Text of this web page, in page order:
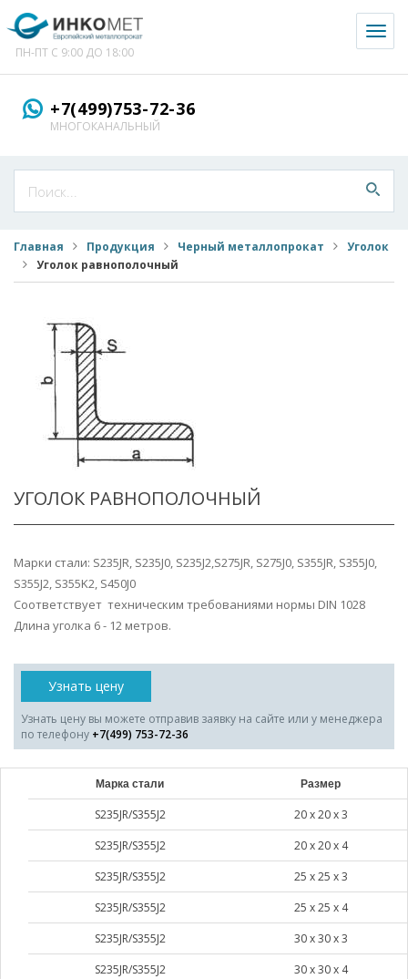
ПН-ПТ С 9:00 ДО 18:00
+7(499)753-72-36
МНОГОКАНАЛЬНЫЙ
Главная Продукция Черный металлопрокат
Уголок
Уголок равнополочный
УГОЛОК РАВНОПОЛОЧНЫЙ
Марки стали: S235JR, S235J0, S235J2,S275JR, S275J0, S355JR, S355J0,
S355J2, S355K2, S450J0
Соответствует техническим требованиями нормы DIN 1028
Длина уголка 6 - 12 метров.
Узнать цену
Узнать цену вы можете отправив заявку на сайте или у менеджера
по телефону +7(499) 753-72-36
Марка стали Размер
S235JR/S355J2
20 х 20 х 3
S235JR/S355J2
20 х 20 х 4
S235JR/S355J2
25 х 25 х 3
S235JR/S355J2
25 х 25 х 4
S235JR/S355J2
30 х 30 х 3
S235JR/S355J2
30 х 30 х 4